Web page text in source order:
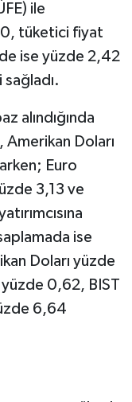
ile
tüketici fiyat
ise yüzde 2,42
sağladı.
alındığında
Doları
Euro
3,13 ve
ise
Doları yüzde
0,62, BIST
6,64